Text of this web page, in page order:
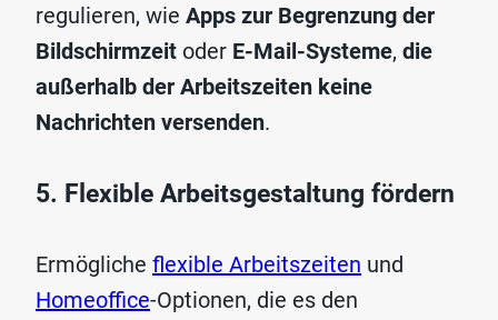
regulieren, wie Apps zur Begrenzung der
Bildschirmzeit oder E-Mail-Systeme, die
außerhalb der Arbeitszeiten keine
Nachrichten versenden.
5. Flexible Arbeitsgestaltung fördern
Ermögliche flexible Arbeitszeiten und
Homeoffice-Optionen, die es den